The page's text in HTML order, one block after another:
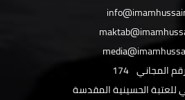
المجاني 174
للعتبة الحسينية المقدسة